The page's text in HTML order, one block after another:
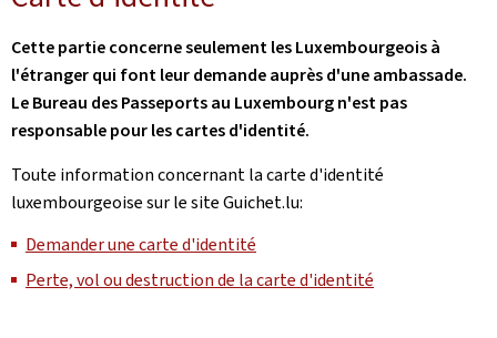
Cette partie concerne seulement les Luxembourgeois à
l'étranger qui font leur demande auprès d'une ambassade.
Le Bureau des Passeports au Luxembourg n'est pas
responsable pour les cartes d'identité.
Toute information concernant la carte d'identité
luxembourgeoise sur le site Guichet.lu:
Demander une carte d'identité
Perte, vol ou destruction de la carte d'identité